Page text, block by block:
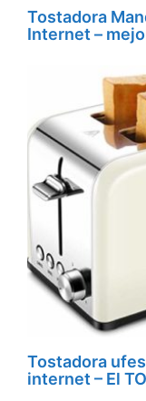
Tostadora
Internet –
Tostadora
internet – El